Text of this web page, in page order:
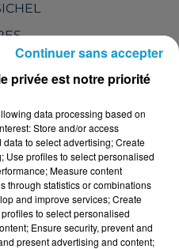
Son et Vidéo, Olivier
Olivier, Gaëtan et
compte-tenu du refus
privée est notre priorité
data processing based on
Store and/or access
to select advertising; Create
Use profiles to select personalised
Measure content
through statistics or combinations
and improve services; Create
to select personalised
Ensure security, prevent and
present advertising and content;
Continuer sans accepter